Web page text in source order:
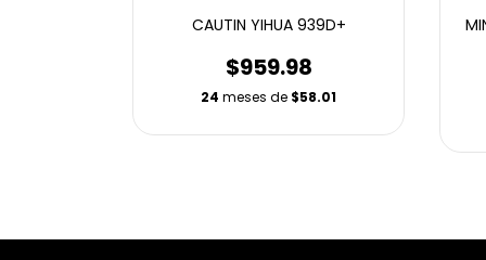
CAUTIN YIHUA 939D+
$959.98
24 meses de $58.01